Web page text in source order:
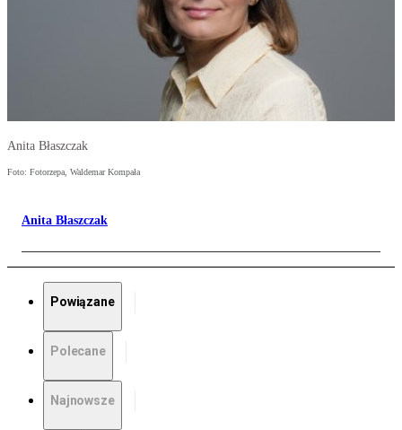
Anita Błaszczak
Foto: Fotorzepa, Waldemar Kompała
Anita Błaszczak
Powiązane
Polecane
Najnowsze